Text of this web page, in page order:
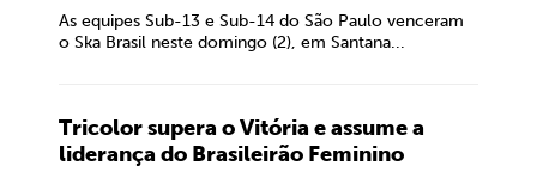
As equipes Sub-13 e Sub-14 do São Paulo venceram
o Ska Brasil neste domingo (2), em Santana...
Tricolor supera o Vitória e assume a
liderança do Brasileirão Feminino